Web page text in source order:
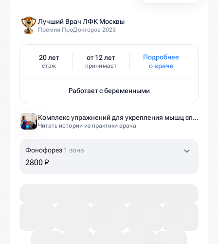
Лучший Врач ЛФК Москвы
Премия ПроДокторов 2023
20 лет
стаж
от 12 лет
принимает
Подробнее
о враче
Работает с беременными
Комплекс упражнений для укрепления мышц спины и позвоночника от экспертов Ист Клиники
Читать истории из практики врача
Фонофорез 1 зона
2800 ₽